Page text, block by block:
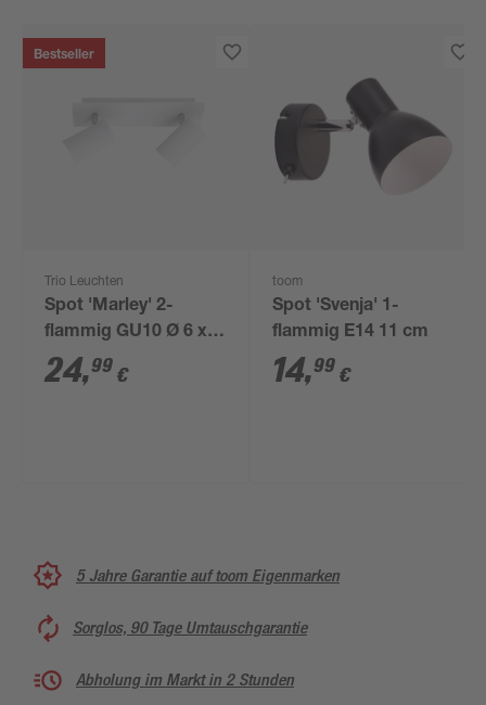
Bestseller
Trio Leuchten
Spot 'Marley' 2-
flammig GU10 Ø 6 x
30 x 15 x 9 cm
24,99 €
toom
Spot 'Svenja' 1-
flammig E14 11 cm
14,99 €
5 Jahre Garantie auf toom Eigenmarken
Sorglos, 90 Tage Umtauschgarantie
Abholung im Markt in 2 Stunden